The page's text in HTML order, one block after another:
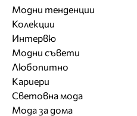
Модни тенденции
Колекции
Интервю
Модни съвети
Любопитно
Кариери
Световна мода
Мода за дома